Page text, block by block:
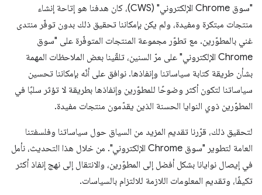
"سوق Chrome الإلكتروني" (CWS)، كان هدفنا هو إتاحة إنشاء
منتجات مبتكرة ومفيدة، ولم يكن بإمكاننا تحقيق ذلك بدون توفّر منتدى
غني بالمطوّرين. مع تطوّر مجموعة المنتجات المتوفّرة على "سوق
Chrome الإلكتروني" على مرّ السنين، تلقّينا بعض الملاحظات المهمة
بشأن طريقة كتابة سياساتنا وإنفاذها. نوافق على أنّه بإمكاننا تحسين
سياساتنا لتكون أكثر وضوحًا للمطوّرين وإنفاذها بطريقة لا تؤثر سلبًا في
المطوّرين ذوي النوايا الحسنة الذين يقدّمون منتجات مفيدة.
لتحقيق ذلك، قرّرنا تقديم المزيد من السياق حول سياساتنا وفلسفتنا
العامة لتطوير "سوق Chrome الإلكتروني". من خلال هذا التحديث، نأمل
في إيصال نوايانا بشكل أفضل إلى المطوّرين، والانتقال إلى نهج إنفاذ أكثر
تكيفًا، وتقديم المعلومات اللازمة للالتزام بالسياسات.